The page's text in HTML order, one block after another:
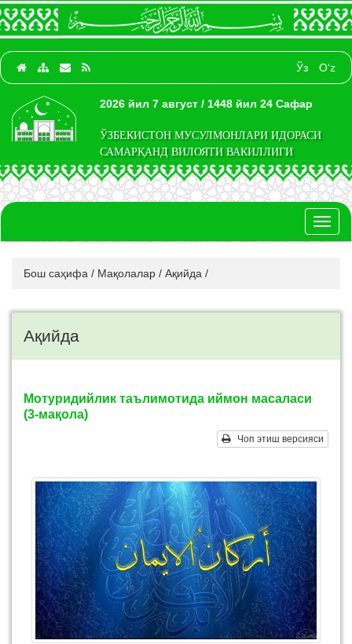
Ўз O‘z
2026 йил 7 август / 1448 йил 24 Сафар
ЎЗБЕКИСТОН МУСУЛМОНЛАРИ ИДОРАСИ
САМАРҚАНД ВИЛОЯТИ ВАКИЛЛИГИ
Бош саҳифа / Мақолалар / Ақийда /
Ақийда
Мотуридийлик таълимотида иймон масаласи
(3-мақола)
Чоп этиш версияси